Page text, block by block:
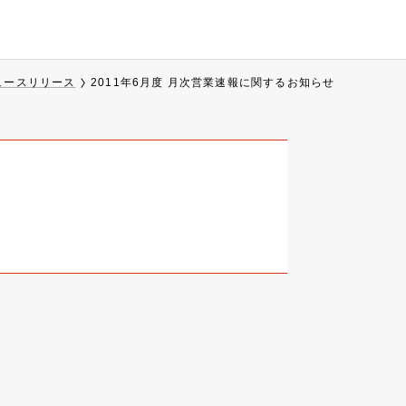
ースリリース 2011年6月度 月次営業速報に関するお知らせ